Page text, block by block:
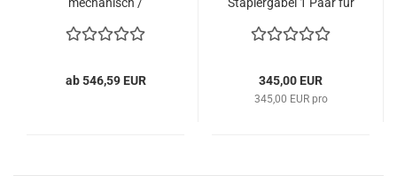
1100mm
ab 546,59 EUR 345,00 EUR
345,00 EUR pro